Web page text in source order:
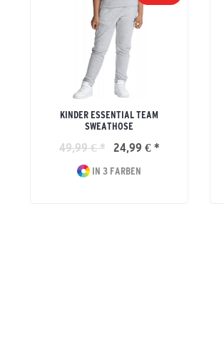
KINDER ESSENTIAL TEAM
SWEATHOSE
49,99 € * 24,99 € *
IN 3 FARBEN